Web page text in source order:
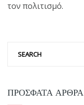
τον πολιτισμό.
ΠΡΌΣΦΑΤΑ ΆΡΘΡΑ